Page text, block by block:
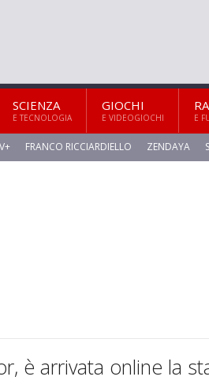
SCIENZA
E TECNOLOGIA
GIOCHI
E VIDEOGIOCHI E
FRANCO RICCIARDIELLO ZENDAYA
è arrivata online la